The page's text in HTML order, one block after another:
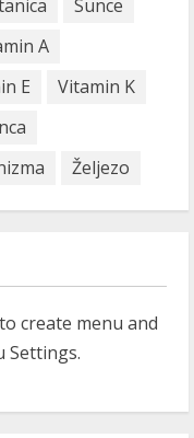
Sunce
A
E
Vitamin K
Željezo
create menu and
Settings.